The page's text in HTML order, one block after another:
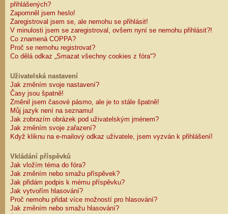
přihlášených?
Zapomněl jsem heslo!
Zaregistroval jsem se, ale nemohu se přihlásit!
V minulosti jsem se zaregistroval, ovšem nyní se nemohu přihlásit?!
Co znamená COPPA?
Proč se nemohu registrovat?
Co dělá odkaz „Smazat všechny cookies z fóra“?
Uživatelská nastavení
Jak změním svoje nastavení?
Časy jsou špatně!
Změnil jsem časové pásmo, ale je to stále špatně!
Můj jazyk není na seznamu!
Jak zobrazím obrázek pod uživatelským jménem?
Jak změním svoje zařazení?
Když kliknu na e-mailový odkaz uživatele, jsem vyzván k přihlášení!
Vkládání příspěvků
Jak vložím téma do fóra?
Jak změním nebo smažu příspěvek?
Jak přidám podpis k mému příspěvku?
Jak vytvořím hlasování?
Proč nemohu přidat více možností pro hlasování?
Jak změním nebo smažu hlasování?